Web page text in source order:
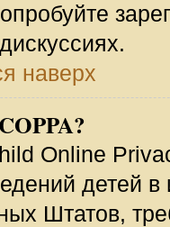
наверх
Online
детей в
Штатов,